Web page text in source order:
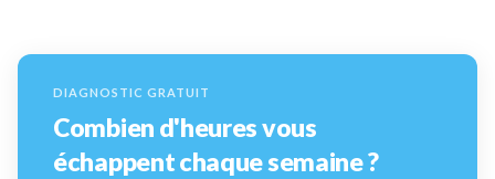
DIAGNOSTIC GRATUIT
Combien d'heures vous
échappent chaque semaine ?